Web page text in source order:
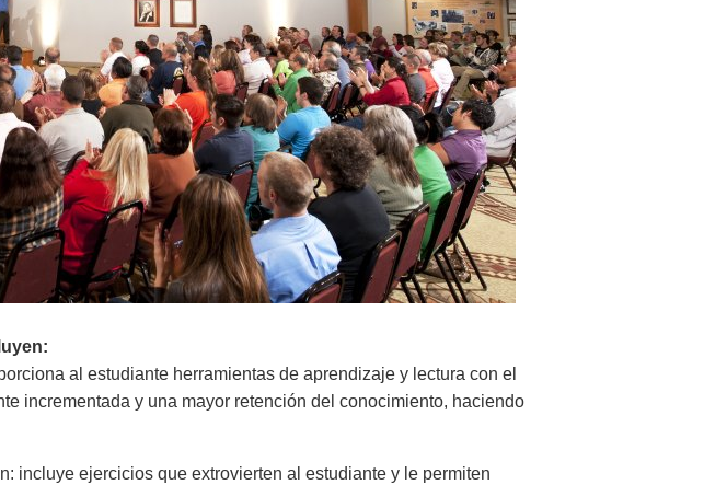
al estudiante herramientas de aprendizaje y lectura con el
incrementada y una mayor retención del conocimiento, haciendo
incluye ejercicios que extrovierten al estudiante y le permiten